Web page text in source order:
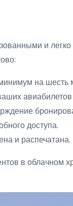
и
на
доступа.
и распечатана.
в облачном